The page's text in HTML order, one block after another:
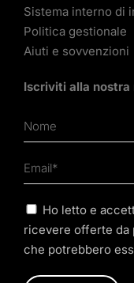
Sistema interno di
Politica gestionale
Aiuti e sovvenzioni
Iscriviti alla
Ho letto e
ricevere offerte da
che potrebbero